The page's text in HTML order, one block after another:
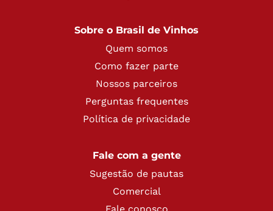
Sobre o Brasil de Vinhos
Quem somos
Como fazer parte
Nossos parceiros
Perguntas frequentes
Política de privacidade
Fale com a gente
Sugestão de pautas
Comercial